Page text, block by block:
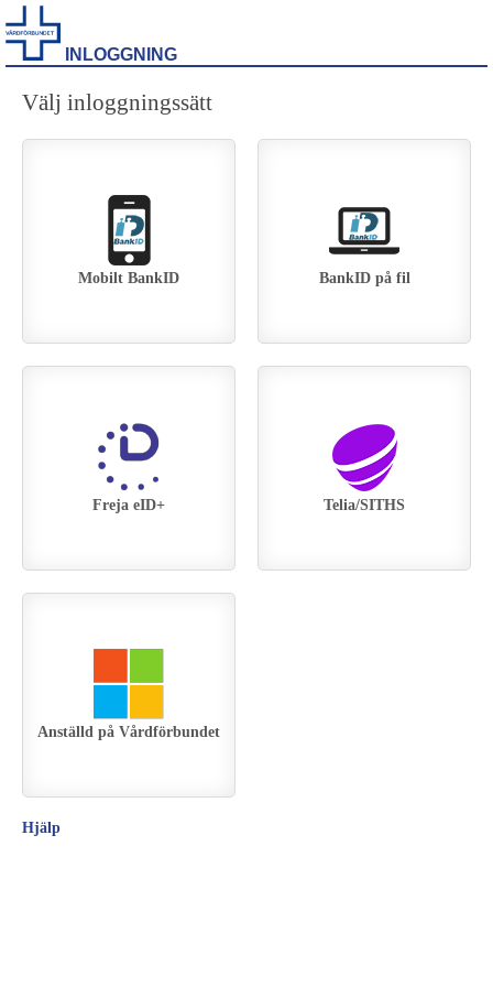
INLOGGNING
Välj inloggningssätt
Mobilt BankID BankID på fil
Telia/SITHS
Anställd på Vårdförbundet
Freja eID+
Hjälp